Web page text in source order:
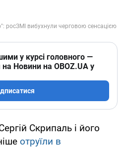
у курсі головного —
на Новини на OBOZ.UA у
Скрипаль і його
отруїли в